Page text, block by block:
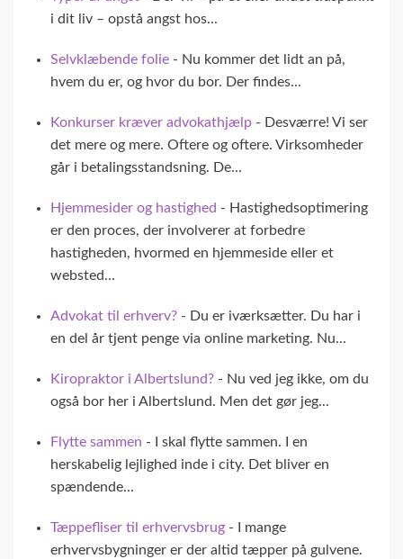
i dit liv – opstå angst hos...
Selvklæbende folie - Nu kommer det lidt an på,
hvem du er, og hvor du bor. Der findes...
Konkurser kræver advokathjælp - Desværre! Vi ser
det mere og mere. Oftere og oftere. Virksomheder
går i betalingsstandsning. De...
Hjemmesider og hastighed - Hastighedsoptimering
er den proces, der involverer at forbedre
hastigheden, hvormed en hjemmeside eller et
websted...
Advokat til erhverv? - Du er iværksætter. Du har i
en del år tjent penge via online marketing. Nu...
Kiropraktor i Albertslund? - Nu ved jeg ikke, om du
også bor her i Albertslund. Men det gør jeg...
Flytte sammen - I skal flytte sammen. I en
herskabelig lejlighed inde i city. Det bliver en
spændende...
Tæppefliser til erhvervsbrug - I mange
erhvervsbygninger er der altid tæpper på gulvene.